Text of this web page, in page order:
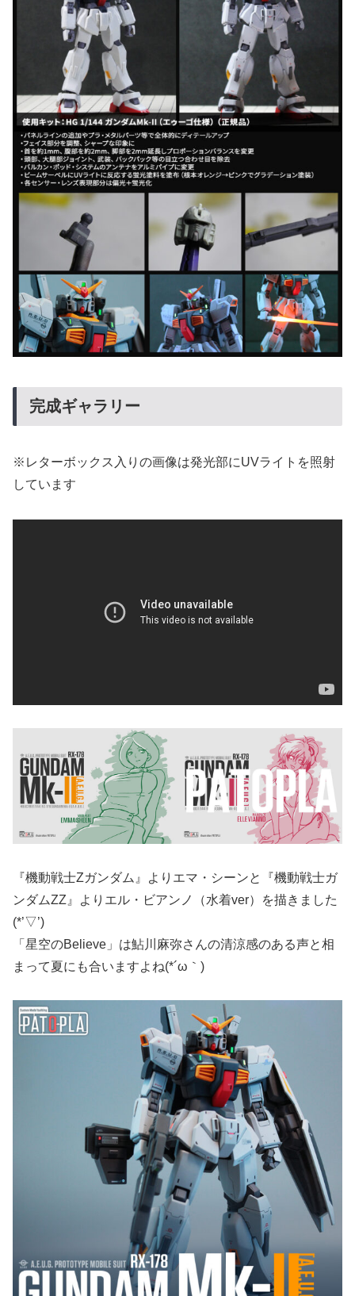
完成ギャラリー
※レターボックス入りの画像は発光部にUVライトを照射
しています
『機動戦士Zガンダム』よりエマ・シーンと『機動戦士ガ
ンダムZZ』よりエル・ビアンノ（水着ver）を描きました
(*’▽’)
「星空のBelieve」は鮎川麻弥さんの清涼感のある声と相
まって夏にも合いますよね(*´ω｀)